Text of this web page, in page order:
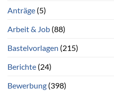
Anträge (5)
Arbeit & Job (88)
Bastelvorlagen (215)
Berichte (24)
Bewerbung (398)